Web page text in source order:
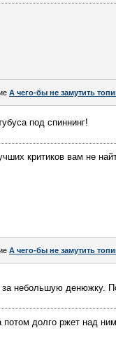
А чего-бы не замутить
под спиннинг!
критиков вам не
А чего-бы не замутить
за небольшую денюжку.
долго ржет над